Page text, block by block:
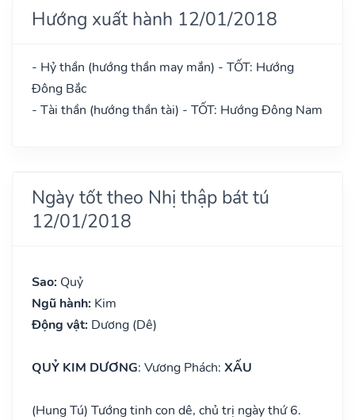
Hướng xuất hành 12/01/2018
- Hỷ thần (hướng thần may mắn) - TỐT: Hướng
Đông Bắc
- Tài thần (hướng thần tài) - TỐT: Hướng Đông Nam
Ngày tốt theo Nhị thập bát tú
12/01/2018
Sao: Quỷ
Ngũ hành: Kim
Động vật: Dương (Dê)
QUỶ KIM DƯƠNG: Vương Phách: XẤU
(Hung Tú) Tướng tinh con dê, chủ trị ngày thứ 6.